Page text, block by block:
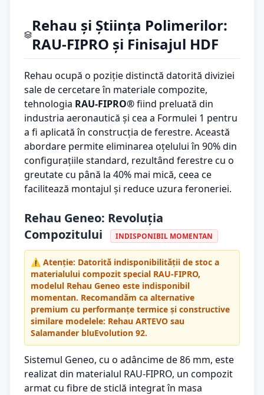
Rehau și Știința Polimerilor:
RAU-FIPRO și Finisajul HDF
Rehau ocupă o poziție distinctă datorită diviziei
sale de cercetare în materiale compozite,
tehnologia RAU-FIPRO®fiind preluată din
industria aeronautică și cea a Formulei 1 pentru
a fi aplicată în construcția de ferestre. Această
abordare permite eliminarea oțelului în 90% din
configurațiile standard, rezultând ferestre cu o
greutate cu până la 40% mai mică, ceea ce
facilitează montajul și reduce uzura feroneriei.
Rehau Geneo: Revoluția
Compozitului
INDISPONIBIL MOMENTAN
⚠️ Atenție: Datorită indisponibilității de stoc a
materialului compozit special RAU-FIPRO,
modelul Rehau Geneo este indisponibil
momentan. Recomandăm ca alternative
premium cu performanțe termice și constructive
similare modelele: Rehau ARTEVO sau
Salamander bluEvolution 92.
Sistemul Geneo, cu o adâncime de 86 mm, este
realizat din materialul RAU-FIPRO, un compozit
armat cu fibre de sticlă integrat în masa